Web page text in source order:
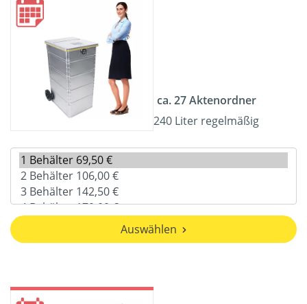
ca. 27 Aktenordner
240 Liter regelmäßig
Auswählen